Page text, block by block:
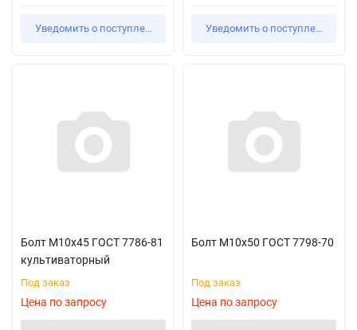
Уведомить о поступлении Уведомить о поступлении
Болт М10х45 ГОСТ 7786-81
культиваторный
Под заказ
Цена по запросу
Болт М10х50 ГОСТ 7798-70
Под заказ
Цена по запросу